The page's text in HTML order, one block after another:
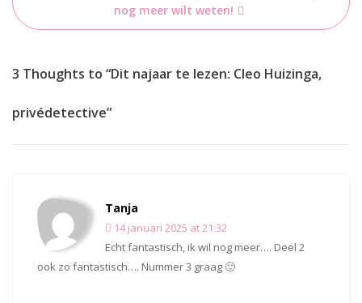
nog meer wilt weten!
3 Thoughts to “Dit najaar te lezen: Cleo Huizinga,
privédetective”
Tanja
14 januari 2025 at 21:32
Echt fantastisch, ik wil nog meer…. Deel 2
ook zo fantastisch…. Nummer 3 graag 🙂